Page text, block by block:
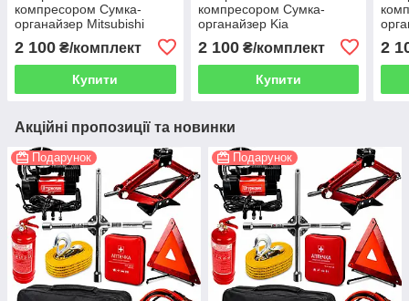
компресором Сумка-
органайзер Mitsubishi
2 100 ₴/комплект
Купити
компресором Сумка-
органайзер Kia
2 100₴/комплект
Купити
2
Акційні пропозиції та новинки
Подарунок Подарунок